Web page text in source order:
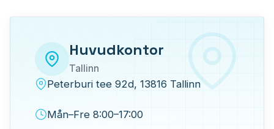
GLAS
Energibesparande glas
Solskyddsglas
Huvudkontor
Tallinn
Peterburi tee 92d, 13816 Tallinn
Mån–Fre 8:00–17:00